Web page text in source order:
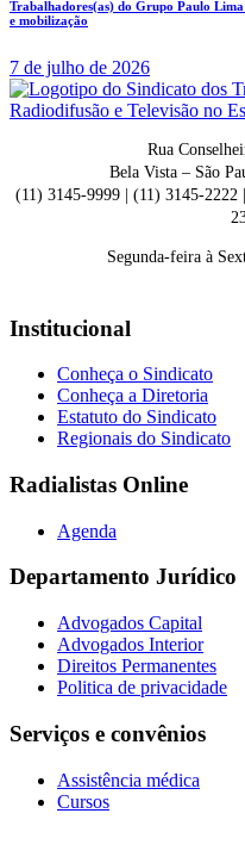
Trabalhadores(as) do Grupo Paulo Lima
e mobilização
7 de julho de 2026
Rua
Bela Vista – São
(11) 3145-9999 | (11) 3145-
Segunda-feira à
Institucional
Conheça o Sindicato
Conheça a Diretoria
Estatuto do Sindicato
Regionais do Sindicato
Radialistas Online
Agenda
Departamento Jurídico
Advogados Capital
Advogados Interior
Direitos Permanentes
Politica de privacidade
Serviços e convênios
Assistência médica
Cursos